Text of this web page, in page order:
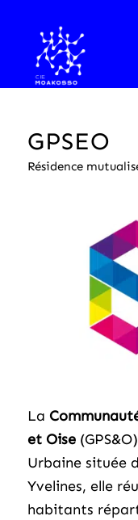
GPSEO
Résidence
La
et Oise
Urbaine située
Yvelines, elle
habitants